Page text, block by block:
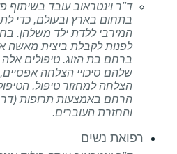
ד"ר וינטראוב עובד בשיתוף
בתחום בארץ ובעולם, כדי
המירבי ללדת ילד משלהן.
לפנות לקבלת ביצית מאשה
ברחם בת הזוג. טיפולים אלה
הצלחה למחזור טיפול.
הרחם באמצעות תרופות
והחזרת העוברים.
רפואת נשים